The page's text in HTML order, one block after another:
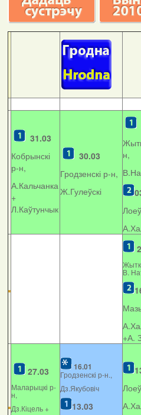
31.03
Кобрынскі
р-н,
А.Кальчанка
+
Л.Каўтунчык
30.03
Гродзенскі р-н,
Ж.Гулеўскі
н,
В.
+А.
27.03
Маларыцкі р-
н,
Дз.Кіцель +
16.01
Гродзенскі р-н.,
Дз.Якубовіч
13.03